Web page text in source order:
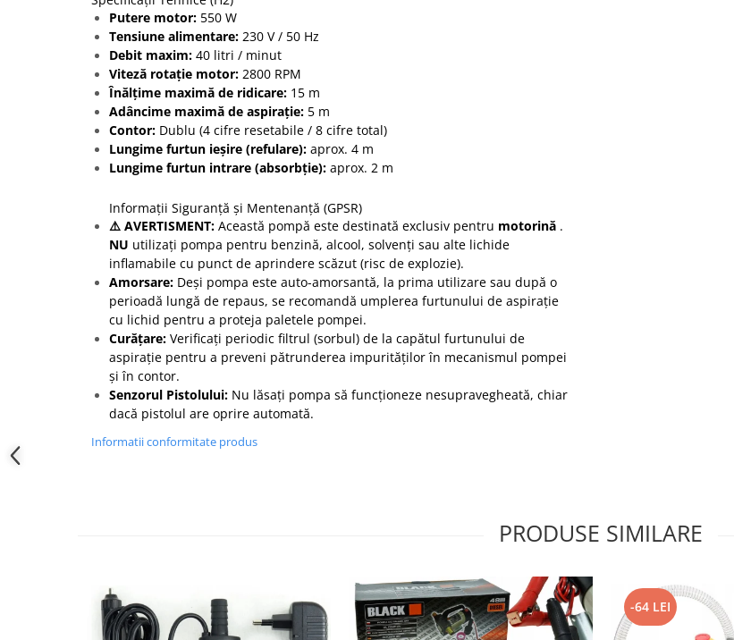
Putere motor: 550 W
Tensiune alimentare: 230 V / 50 Hz
Debit maxim: 40 litri / minut
Viteză rotație motor: 2800 RPM
Înălțime maximă de ridicare: 15 m
Adâncime maximă de aspirație: 5 m
Contor: Dublu (4 cifre resetabile / 8 cifre total)
Lungime furtun ieșire (refulare): aprox. 4 m
Lungime furtun intrare (absorbție): aprox. 2 m
Informații Siguranță și Mentenanță (GPSR)
⚠️ AVERTISMENT: Această pompă este destinată exclusiv pentru motorină .
NU utilizați pompa pentru benzină, alcool, solvenți sau alte lichide
inflamabile cu punct de aprindere scăzut (risc de explozie).
Amorsare: Deși pompa este auto-amorsantă, la prima utilizare sau după o
perioadă lungă de repaus, se recomandă umplerea furtunului de aspirație
cu lichid pentru a proteja paletele pompei.
Curățare: Verificați periodic filtrul (sorbul) de la capătul furtunului de
aspirație pentru a preveni pătrunderea impurităților în mecanismul pompei
și în contor.
Senzorul Pistolului: Nu lăsați pompa să funcționeze nesupravegheată, chiar
dacă pistolul are oprire automată.
Informatii conformitate produs
PRODUSE SIMILARE
-64 LEI